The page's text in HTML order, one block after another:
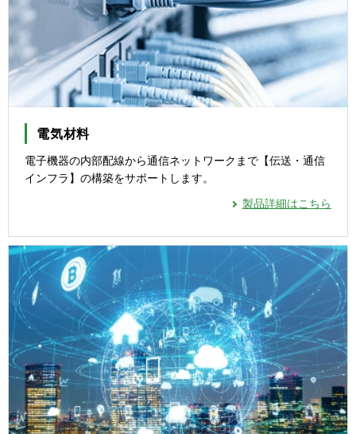
電気材料
電子機器の内部配線から通信ネットワークまで【伝送・通信
インフラ】の構築をサポートします。
製品詳細はこちら